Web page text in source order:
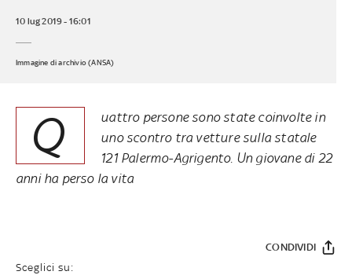
10 lug 2019 - 16:01
Immagine di archivio (ANSA)
Q
uattro persone sono state coinvolte in
uno scontro tra vetture sulla statale
121 Palermo-Agrigento. Un giovane di 22
anni ha perso la vita
Sceglici su:
CONDIVIDI